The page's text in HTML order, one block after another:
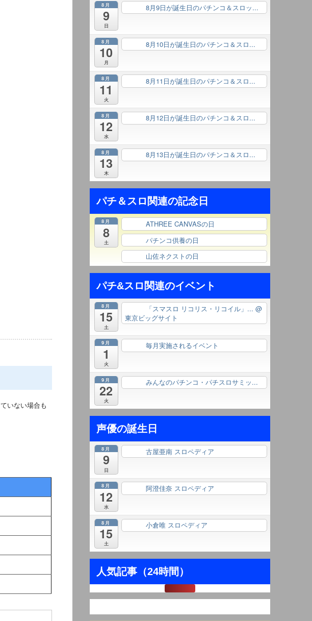
いない場合も
8月
9
日
8月9日が誕生日のパチンコ＆スロッ...
8月
10
月
8月10日が誕生日のパチンコ＆スロ...
8月
11
火
8月11日が誕生日のパチンコ＆スロ...
8月
12
水
8月12日が誕生日のパチンコ＆スロ...
8月
13
木
8月13日が誕生日のパチンコ＆スロ...
パチ＆スロ関連の記念日
8月
8
土
ATHREE CANVASの日
パチンコ供養の日
山佐ネクストの日
パチ&スロ関連のイベント
8月
15
土
「スマスロ リコリス・リコイル」...@
東京ビッグサイト
9月
1
火
毎月実施されるイベント
9月
22
火
みんなのパチンコ・パチスロサミッ...
声優の誕生日
8月
9
日
古屋亜南 スロペディア
8月
12
水
阿澄佳奈 スロペディア
8月
15
土
小倉唯 スロペディア
人気記事（24時間）